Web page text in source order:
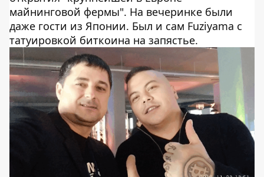
майнинговой фермы". На вечеринке были
даже гости из Японии. Был и сам Fuziyama с
татуировкой биткоина на запястье.